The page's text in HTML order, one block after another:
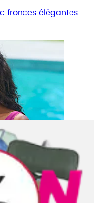
fronces élégantes